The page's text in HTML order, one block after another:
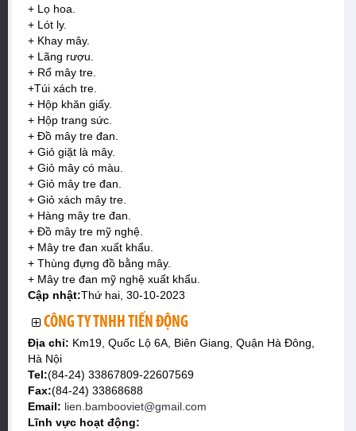
+ Lọ hoa.
+ Lót ly.
+ Khay mây.
+ Lãng rượu.
+ Rổ mây tre.
+Túi xách tre.
+ Hộp khăn giấy.
+ Hộp trang sức.
+ Đồ mây tre đan.
+ Giỏ giặt là mây.
+ Giỏ mây có màu.
+ Giỏ mây tre đan.
+ Giỏ xách mây tre.
+ Hàng mây tre đan.
+ Đồ mây tre mỹ nghệ.
+ Mây tre đan xuất khẩu.
+ Thùng đựng đồ bằng mây.
+ Mây tre đan mỹ nghệ xuất khẩu.
Cập nhật:Thứ hai, 30-10-2023
CÔNG TY TNHH TIẾN ĐỘNG
Địa chỉ: Km19, Quốc Lộ 6A, Biên Giang, Quận Hà Đông,
Hà Nội
Tel:(84-24) 33867809-22607569
Fax:(84-24) 33868688
Email: lien.bambooviet@gmail.com
Lĩnh vực hoạt động: